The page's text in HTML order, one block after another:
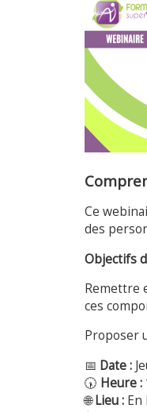
Ce
des
Objectifs
Remettre
ces
Proposer
📅 Date :
🕠 Heure :
🌐Lieu : En